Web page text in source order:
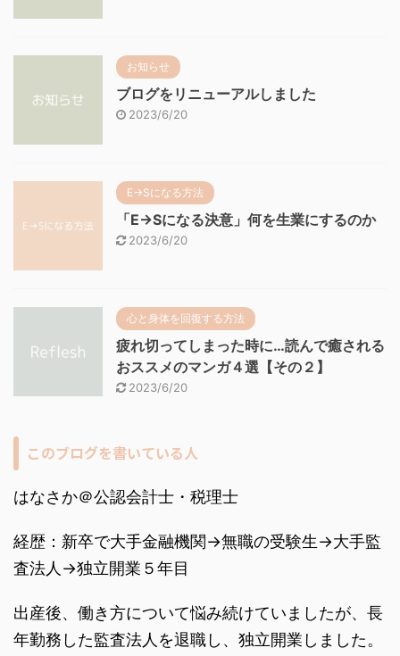
お知らせ
ブログをリニューアルしました
2023/6/20
E→Sになる方法
「E→Sになる決意」何を生業にするのか
2023/6/20
心と身体を回復する方法
疲れ切ってしまった時に…読んで癒される
おススメのマンガ４選【その２】
2023/6/20
このブログを書いている人
はなさか＠公認会計士・税理士
経歴：新卒で大手金融機関→無職の受験生→大手監
査法人→独立開業５年目
出産後、働き方について悩み続けていましたが、長
年勤務した監査法人を退職し、独立開業しました。